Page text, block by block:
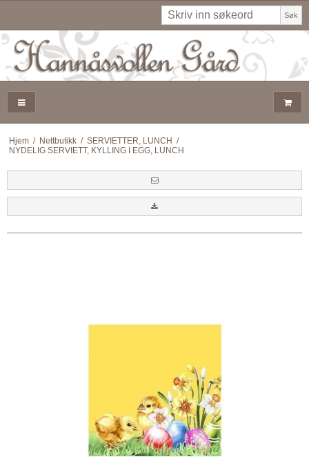
Søk
Hjem / Nettbutikk / SERVIETTER, LUNCH /
NYDELIG SERVIETT, KYLLING I EGG, LUNCH